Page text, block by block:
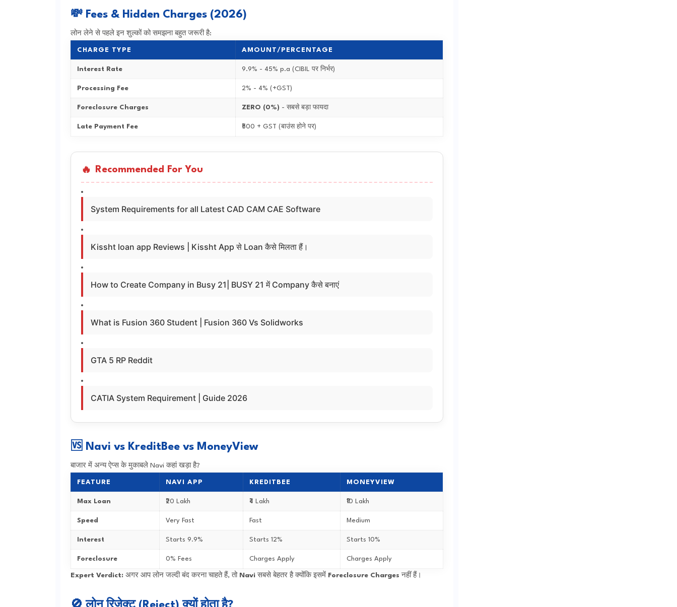
💸 Fees & Hidden Charges (2026)
लोन लेने से पहले इन शुल्कों को समझना बहुत जरूरी है:
CHARGE TYPE AMOUNT/PERCENTAGE
Interest Rate 9.9% - 45% p.a (CIBIL पर निर्भर)
Processing Fee 2% - 4% (+GST)
Foreclosure Charges ZERO (0%) - सबसे बड़ा फायदा
Late Payment Fee ₹500 + GST (बाउंस होने पर)
Recommended For You
System Requirements for all Latest CAD CAM CAE Software
Kissht loan app Reviews | Kissht App से Loan कैसे मिलता हैं।
How to Create Company in Busy 21| BUSY 21 में Company कैसे बनाएं
What is Fusion 360 Student | Fusion 360 Vs Solidworks
GTA 5 RP Reddit
CATIA System Requirement | Guide 2026
🆚 Navi vs KreditBee vs MoneyView
बाजार में अन्य ऐप्स के मुकाबले Navi कहां खड़ा है?
FEATURE NAVI APP KREDITBEE MONEYVIEW
Max Loan ₹20 Lakh ₹4 Lakh ₹10 Lakh
Speed Very Fast Fast Medium
Interest Starts 9.9% Starts 12% Starts 10%
Foreclosure 0% Fees Charges Apply Charges Apply
Expert Verdict:अगर आप लोन जल्दी बंद करना चाहते हैं, तो Naviसबसे बेहतर है क्योंकि इसमें Foreclosure Charges नहीं हैं।